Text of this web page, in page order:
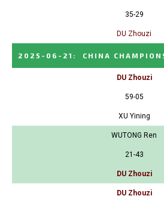
35-29
DU Zhouzi
2025-06-21 : CHINA
DU Zhouzi
59-05
XU Yining
WUTONG Ren
21-43
DU Zhouzi
DU Zhouzi